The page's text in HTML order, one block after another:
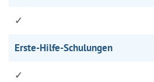
✓
Erste-Hilfe-Schulungen
✓